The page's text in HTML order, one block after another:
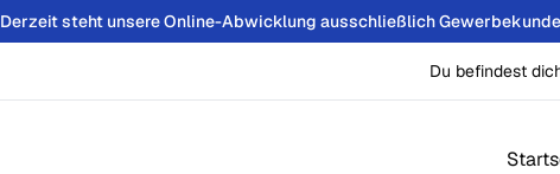
Derzeit steht unsere Online-Abwicklung ausschließlich
Du befindest